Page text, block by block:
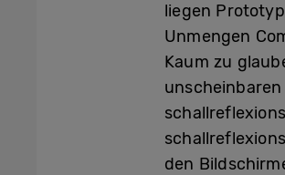
liegen
Unmengen
Kaum zu
den